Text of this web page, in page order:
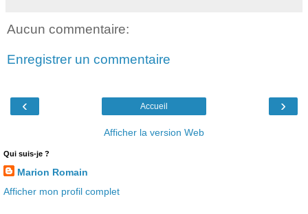
Aucun commentaire:
Enregistrer un commentaire
‹ ›
Accueil
Afficher la version Web
Qui suis-je ?
Marion Romain
Afficher mon profil complet